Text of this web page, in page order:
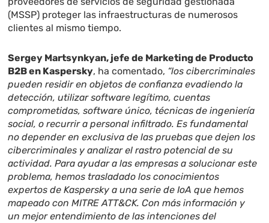
(MSSP) proteger las infraestructuras de numerosos
clientes al mismo tiempo.
Sergey Martsynkyan, jefe de Marketing de Producto
B2B en Kaspersky, ha comentado, “los cibercriminales
pueden residir en objetos de confianza evadiendo la
detección, utilizar software legítimo, cuentas
comprometidas, software único, técnicas de ingeniería
social, o recurrir a personal infiltrado. Es fundamental
no depender en exclusiva de las pruebas que dejen los
cibercriminales y analizar el rastro potencial de su
actividad. Para ayudar a las empresas a solucionar este
problema, hemos trasladado los conocimientos
expertos de Kaspersky a una serie de IoA que hemos
mapeado con MITRE ATT&CK. Con más información y
un mejor entendimiento de las intenciones del